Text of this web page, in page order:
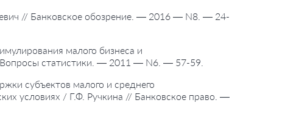
// Банковское обозрение. — 2016 — N8. — 24-
малого бизнеса и
статистики. — 2011 — N6. — 57-59.
субъектов малого и среднего
условиях / Г.Ф. Ручкина // Банковское право. —